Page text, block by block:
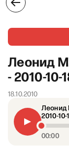
Леонид
- 2010-10-
18.10.2010
Леонид
2010-10-
00:00